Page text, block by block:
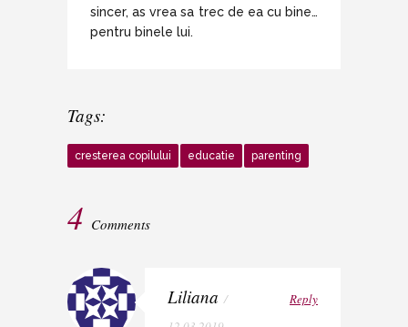
sincer, as vrea sa trec de ea cu bine…
pentru binele lui.
Tags:
cresterea copilului educatie parenting
4 Comments
Liliana /
Reply